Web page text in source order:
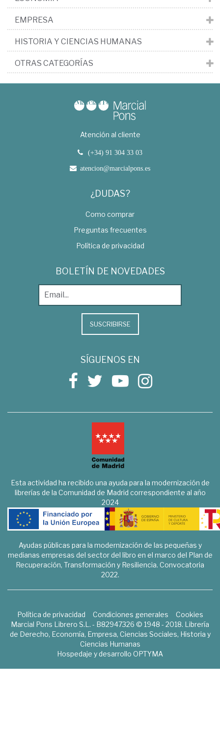
EMPRESA
HISTORIA Y CIENCIAS HUMANAS
OTRAS CATEGORÍAS
Atención al cliente
(+34) 91 304 33 03
atencion@marcialpons.es
¿DUDAS?
Como comprar
Preguntas frecuentes
Política de privacidad
BOLETÍN DE NOVEDADES
SUSCRIBIRSE
SÍGUENOS EN
Esta actividad ha recibido una ayuda para la modernización de
librerías de la Comunidad de Madrid correspondiente al año
2024
Ayudas públicas para la modernización de las pequeñas y
medianas empresas del sector del libro en el marco del Plan de
Recuperación, Transformación y Resiliencia. Convocatoria
2022.
Política de privacidad Condiciones generales
Cookies
Marcial Pons Librero S.L. - B82947326 © 1948 - 2018. Librería
de Derecho, Economía, Empresa, Ciencias Sociales, Historia y
Ciencias Humanas
Hospedaje y desarrollo OPTYMA